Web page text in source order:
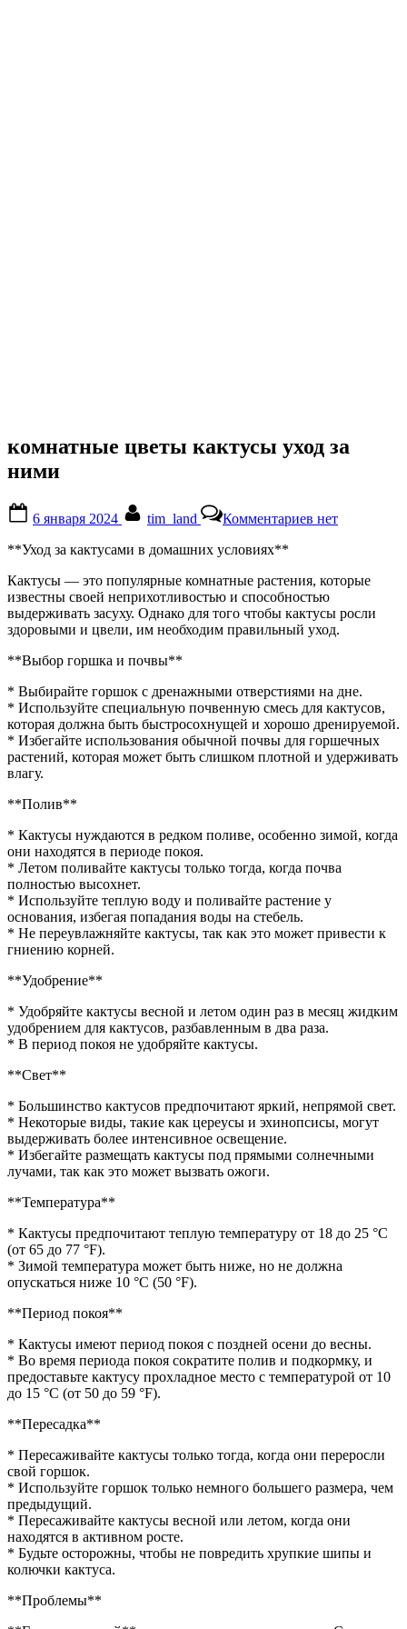
комнатные цветы кактусы уход за
ними
on
6 января 2024 tim_land Комментариевзаписи
уход
за
ними
нет
**Уход за кактусами в домашних условиях**
Кактусы — это популярные комнатные растения, которые
известны своей неприхотливостью и способностью
выдерживать засуху. Однако для того чтобы кактусы росли
здоровыми и цвели, им необходим правильный уход.
**Выбор горшка и почвы**
* Выбирайте горшок с дренажными отверстиями на дне.
* Используйте специальную почвенную смесь для кактусов,
которая должна быть быстросохнущей и хорошо дренируемой.
* Избегайте использования обычной почвы для горшечных
растений, которая может быть слишком плотной и удерживать
влагу.
**Полив**
* Кактусы нуждаются в редком поливе, особенно зимой, когда
они находятся в периоде покоя.
* Летом поливайте кактусы только тогда, когда почва
полностью высохнет.
* Используйте теплую воду и поливайте растение у
основания, избегая попадания воды на стебель.
* Не переувлажняйте кактусы, так как это может привести к
гниению корней.
**Удобрение**
* Удобряйте кактусы весной и летом один раз в месяц жидким
удобрением для кактусов, разбавленным в два раза.
* В период покоя не удобряйте кактусы.
**Свет**
* Большинство кактусов предпочитают яркий, непрямой свет.
* Некоторые виды, такие как цереусы и эхинопсисы, могут
выдерживать более интенсивное освещение.
* Избегайте размещать кактусы под прямыми солнечными
лучами, так как это может вызвать ожоги.
**Температура**
* Кактусы предпочитают теплую температуру от 18 до 25 °C
(от 65 до 77 °F).
* Зимой температура может быть ниже, но не должна
опускаться ниже 10 °C (50 °F).
**Период покоя**
* Кактусы имеют период покоя с поздней осени до весны.
* Во время периода покоя сократите полив и подкормку, и
предоставьте кактусу прохладное место с температурой от 10
до 15 °C (от 50 до 59 °F).
**Пересадка**
* Пересаживайте кактусы только тогда, когда они переросли
свой горшок.
* Используйте горшок только немного большего размера, чем
предыдущий.
* Пересаживайте кактусы весной или летом, когда они
находятся в активном росте.
* Будьте осторожны, чтобы не повредить хрупкие шипы и
колючки кактуса.
**Проблемы**